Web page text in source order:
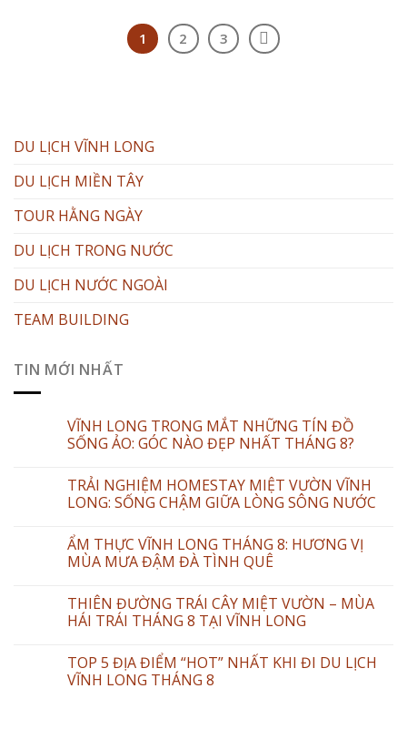
1 2 3
DU LỊCH VĨNH LONG
DU LỊCH MIỀN TÂY
TOUR HẰNG NGÀY
DU LỊCH TRONG NƯỚC
DU LỊCH NƯỚC NGOÀI
TEAM BUILDING
TIN MỚI NHẤT
VĨNH LONG TRONG MẮT NHỮNG TÍN ĐỒ
SỐNG ẢO: GÓC NÀO ĐẸP NHẤT THÁNG 8?
TRẢI NGHIỆM HOMESTAY MIỆT VƯỜN VĨNH
LONG: SỐNG CHẬM GIỮA LÒNG SÔNG NƯỚC
ẨM THỰC VĨNH LONG THÁNG 8: HƯƠNG VỊ
MÙA MƯA ĐẬM ĐÀ TÌNH QUÊ
THIÊN ĐƯỜNG TRÁI CÂY MIỆT VƯỜN – MÙA
HÁI TRÁI THÁNG 8 TẠI VĨNH LONG
TOP 5 ĐỊA ĐIỂM “HOT” NHẤT KHI ĐI DU LỊCH
VĨNH LONG THÁNG 8